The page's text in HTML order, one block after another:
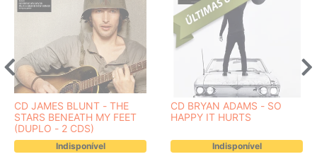
CD JAMES BLUNT - THE
STARS BENEATH MY FEET
(DUPLO - 2 CDS)
Indisponível
CD BRYAN ADAMS - SO
HAPPY IT HURTS
Indisponível